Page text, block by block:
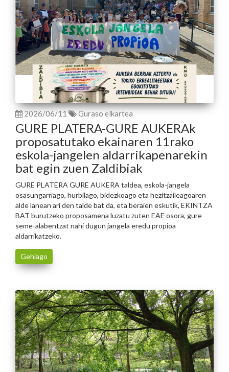
2026/06/11 Guraso elkartea
GURE PLATERA-GURE AUKERAk
proposatutako ekainaren 11rako
eskola-jangelen aldarrikapenarekin
bat egin zuen Zaldibiak
GURE PLATERA GURE AUKERA taldea, eskola-jangela
osasungarriago, hurbilago, bidezkoago eta hezitzaileagoaren
alde lanean ari den talde bat da, eta beraien eskutik, EKINTZA
BAT burutzeko proposamena luzatu zuten EAE osora, gure
seme-alabentzat nahi dugun jangela eredu propioa
aldarrikatzeko.
Gehiago